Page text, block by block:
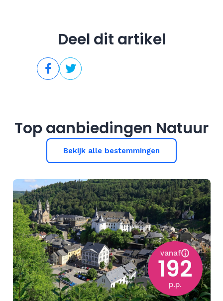
Deel dit artikel
Top aanbiedingen Natuur
Bekijk alle bestemmingen
vanaf
192
p.p.